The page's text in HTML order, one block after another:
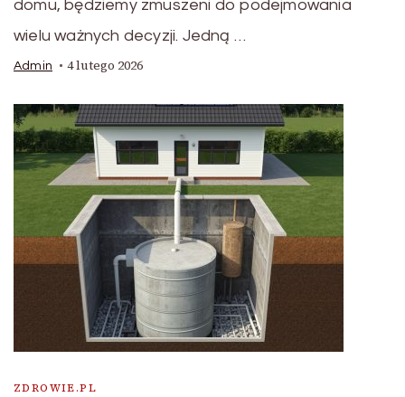
domu, będziemy zmuszeni do podejmowania
wielu ważnych decyzji. Jedną …
Admin 4 lutego 2026
ZDROWIE.PL